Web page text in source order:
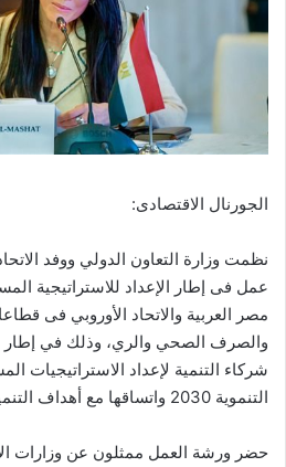
الجورنال الاقتصادى:
نظمت وزارة التعاون الدولي ووفد
عمل فى إطار الإعداد للاستراتيجية
مصر العربية والاتحاد الأوروبي فى
والصرف الصحي والري، وذلك في إطار
شركاء التنمية لإعداد الاستراتيجيات
التنموية 2030 واتساقها مع أهداف التنمية المستدامة.
حضر ورشة العمل ممثلون عن وزارات